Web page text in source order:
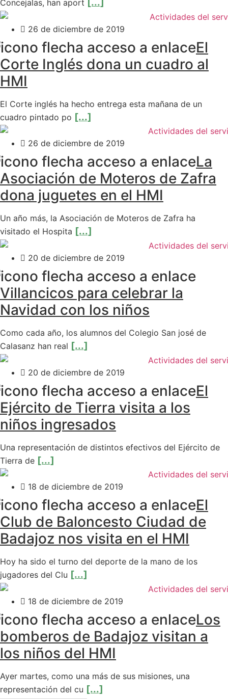
Concejalas, han aport [...]
26 de diciembre de 2019
El
Corte Inglés dona un cuadro al
HMI
El Corte inglés ha hecho entrega esta mañana de un
cuadro pintado po [...]
26 de diciembre de 2019
La
Asociación de Moteros de Zafra
dona juguetes en el HMI
Un año más, la Asociación de Moteros de Zafra ha
visitado el Hospita [...]
20 de diciembre de 2019
Villancicos para celebrar la
Navidad con los niños
Como cada año, los alumnos del Colegio San josé de
Calasanz han real [...]
20 de diciembre de 2019
El
Ejército de Tierra visita a los
niños ingresados
Una representación de distintos efectivos del Ejército de
Tierra de [...]
18 de diciembre de 2019
El
Club de Baloncesto Ciudad de
Badajoz nos visita en el HMI
Hoy ha sido el turno del deporte de la mano de los
jugadores del Clu [...]
18 de diciembre de 2019
Los
bomberos de Badajoz visitan a
los niños del HMI
Ayer martes, como una más de sus misiones, una
representación del cu [...]